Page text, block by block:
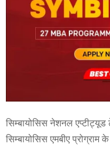
सिम्बायोसिस नेशनल
सिम्बायोसिस एमबीए